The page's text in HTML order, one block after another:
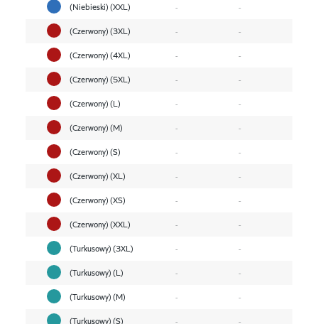
(Niebieski) (XXL)
-
-
(Czerwony) (3XL)
-
-
(Czerwony) (4XL)
-
-
(Czerwony) (5XL)
-
-
(Czerwony) (L)
-
-
(Czerwony) (M)
-
-
(Czerwony) (S)
-
-
(Czerwony) (XL)
-
-
(Czerwony) (XS)
-
-
(Czerwony) (XXL)
-
-
(Turkusowy) (3XL)
-
-
(Turkusowy) (L)
-
-
(Turkusowy) (M)
-
-
(Turkusowy) (S)
- -